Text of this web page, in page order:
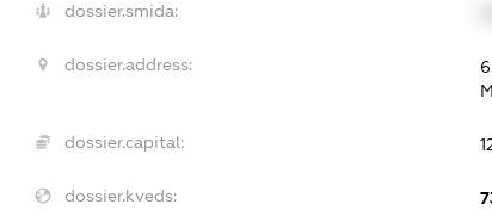
dossier.smida:
dossier.address:
dossier.capital:
dossier.kveds: